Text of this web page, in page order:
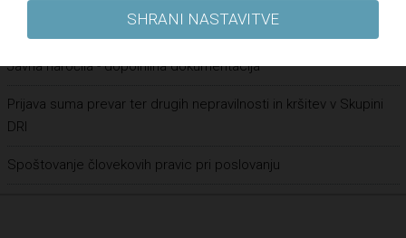
Javna naročila - dopolnilna dokumentacija
Prijava suma prevar ter drugih nepravilnosti in kršitev v Skupini
DRI
Spoštovanje človekovih pravic pri poslovanju
SHRANI NASTAVITVE